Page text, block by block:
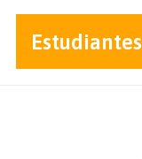
Estudiantes